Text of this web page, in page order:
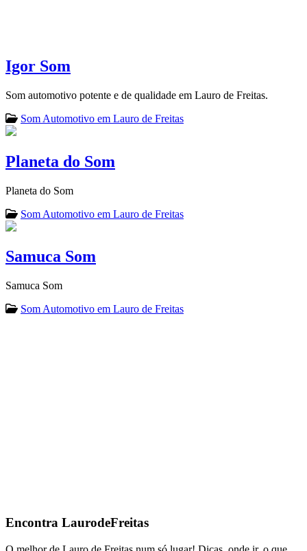
Igor Som
Som automotivo potente e de qualidade em Lauro de Freitas.
Som Automotivo em Lauro de Freitas
Planeta do Som
Planeta do Som
Som Automotivo em Lauro de Freitas
Samuca Som
Samuca Som
Som Automotivo em Lauro de Freitas
Encontra LaurodeFreitas